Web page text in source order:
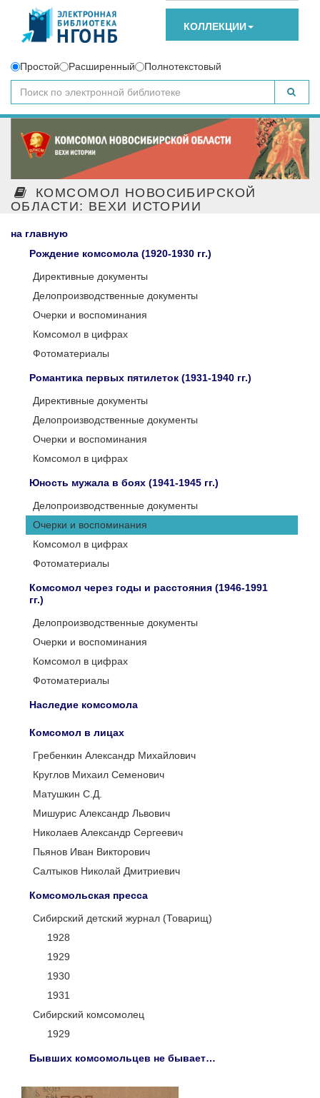
КОЛЛЕКЦИИ
Простой Расширенный Полнотекстовый
КОМСОМОЛ НОВОСИБИРСКОЙ
ОБЛАСТИ: ВЕХИ ИСТОРИИ
на главную
Рождение комсомола (1920-1930 гг.)
Директивные документы
Делопроизводственные документы
Очерки и воспоминания
Комсомол в цифрах
Фотоматериалы
Романтика первых пятилеток (1931-1940 гг.)
Директивные документы
Делопроизводственные документы
Очерки и воспоминания
Комсомол в цифрах
Юность мужала в боях (1941-1945 гг.)
Делопроизводственные документы
Очерки и воспоминания
Комсомол в цифрах
Фотоматериалы
Комсомол через годы и расстояния (1946-1991
гг.)
Делопроизводственные документы
Очерки и воспоминания
Комсомол в цифрах
Фотоматериалы
Наследие комсомола
Комсомол в лицах
Гребенкин Александр Михайлович
Круглов Михаил Семенович
Матушкин С.Д.
Мишурис Александр Львович
Николаев Александр Сергеевич
Пьянов Иван Викторович
Салтыков Николай Дмитриевич
Комсомольская пресса
Сибирский детский журнал (Товарищ)
1928
1929
1930
1931
Сибирский комсомолец
1929
Бывших комсомольцев не бывает…